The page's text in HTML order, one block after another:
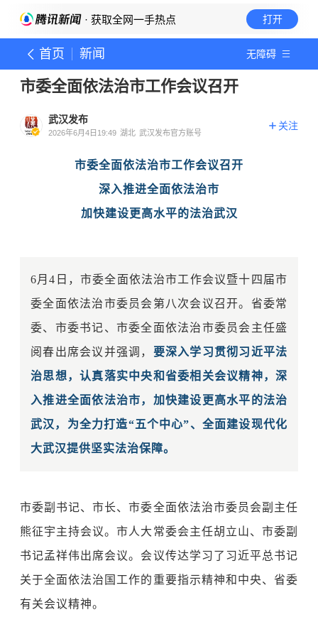
· 获取全网一手热点 打开
首页 新闻 无障碍
市委全面依法治市工作会议召开
武汉发布
2026年6月4日19:49 湖北 武汉发布官方账号
关注
市委全面依法治市工作会议召开
深入推进全面依法治市
加快建设更高水平的法治武汉
6月4日，市委全面依法治市工作会议暨十四届市
委全面依法治市委员会第八次会议召开。省委常
委、市委书记、市委全面依法治市委员会主任盛
阅春出席会议并强调， 要深入学习贯彻习近平法
治思想，认真落实中央和省委相关会议精神，深
入推进全面依法治市，加快建设更高水平的法治
武汉，为全力打造“五个中心”、全面建设现代化
大武汉提供坚实法治保障。
市委副书记、市长、市委全面依法治市委员会副主任
熊征宇主持会议。市人大常委会主任胡立山、市委副
书记孟祥伟出席会议。会议传达学习了习近平总书记
关于全面依法治国工作的重要指示精神和中央、省委
有关会议精神。